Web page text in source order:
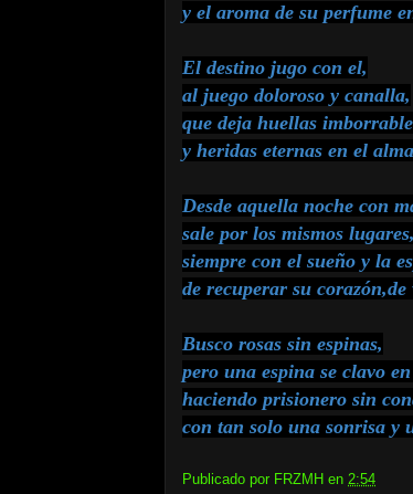
y el aroma de su perfume
El destino jugo con el,
al juego doloroso y canalla,
que deja huellas
y heridas eternas en el
Desde aquella noche con
sale por los mismos lugares,
siempre con el sueño y la
de recuperar su
Busco rosas sin espinas,
pero una espina se clavo
haciendo prisionero sin
con tan solo una sonrisa y
Publicado por FRZMH en 2:54